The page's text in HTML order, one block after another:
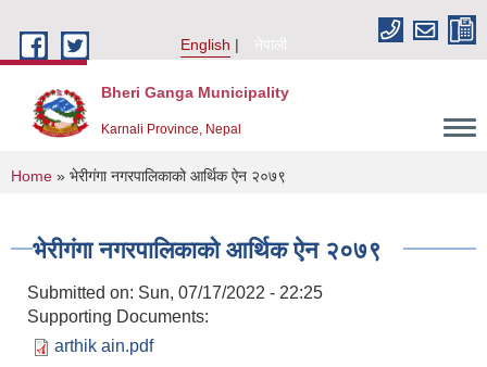
English
नेपाली
Bheri Ganga Municipality
Karnali Province, Nepal
You are here
Home » भेरीगंगा नगरपालिकाको आर्थिक ऐन २०७९
भेरीगंगा नगरपालिकाको आर्थिक ऐन २०७९
Submitted on: Sun, 07/17/2022 - 22:25
Supporting Documents:
arthik ain.pdf